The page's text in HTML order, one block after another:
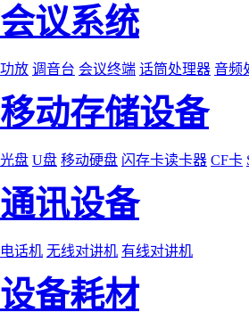
会议系统
功放 调音台 会议终端 话筒处理器 音频
移动存储设备
光盘 U盘 移动硬盘 闪存卡读卡器 CF卡
通讯设备
电话机 无线对讲机 有线对讲机
设备耗材